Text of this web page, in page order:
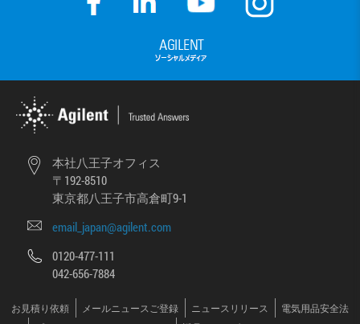
本社八王子オフィス
〒192-8510
東京都八王子市高倉町9-1
email_japan@agilent.com
0120-477-111
042-656-7884
お見積り依頼 メールニュースご登録 ニュースリリース
電気用品安全法